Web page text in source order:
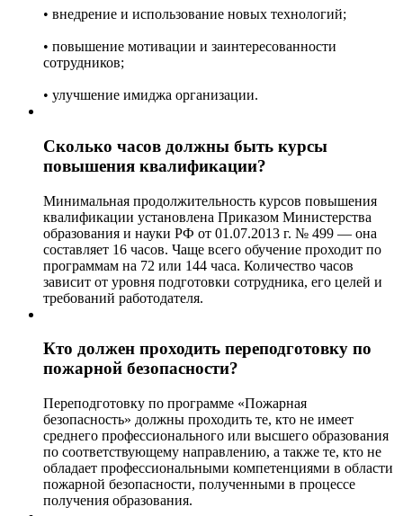
• внедрение и использование новых технологий;
• повышение мотивации и заинтересованности
сотрудников;
• улучшение имиджа организации.
Сколько часов должны быть курсы
повышения квалификации?
Минимальная продолжительность курсов повышения
квалификации установлена Приказом Министерства
образования и науки РФ от 01.07.2013 г. № 499 — она
составляет 16 часов. Чаще всего обучение проходит по
программам на 72 или 144 часа. Количество часов
зависит от уровня подготовки сотрудника, его целей и
требований работодателя.
Кто должен проходить переподготовку по
пожарной безопасности?
Переподготовку по программе «Пожарная
безопасность» должны проходить те, кто не имеет
среднего профессионального или высшего образования
по соответствующему направлению, а также те, кто не
обладает профессиональными компетенциями в области
пожарной безопасности, полученными в процессе
получения образования.